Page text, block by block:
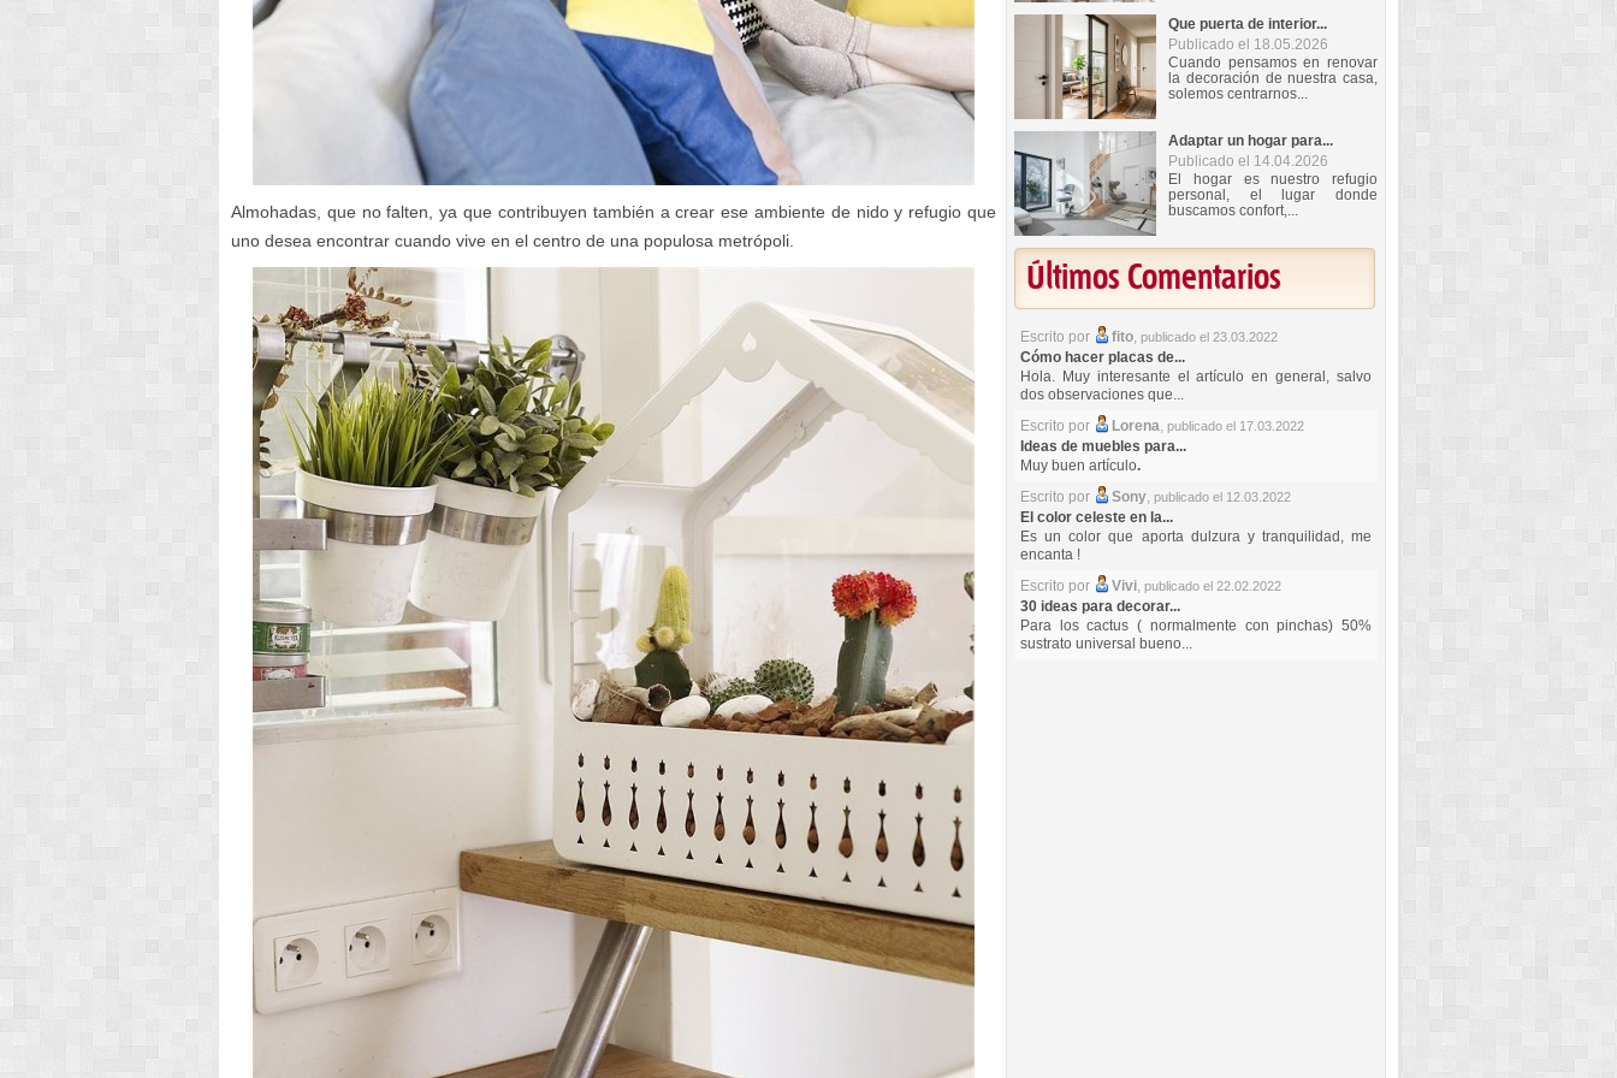
Almohadas, que no falten, ya que contribuyen también a crear ese ambiente de nido y refugio que
uno desea encontrar cuando vive en el centro de una populosa metrópoli.
Que puerta de interior...
Publicado el 18.05.2026
Cuando pensamos en renovar
la decoración de nuestra casa,
solemos centrarnos...
Adaptar un hogar para...
Publicado el 14.04.2026
El hogar es nuestro refugio
personal, el lugar donde
buscamos confort,...
Últimos Comentarios
Escrito por fito, publicado el 23.03.2022
Cómo hacer placas de...
Hola. Muy interesante el artículo en general, salvo
dos observaciones que...
Escrito por
Lorena, publicado el 17.03.2022
Ideas de muebles para...
Muy buen artículo.
Escrito por
Sony, publicado el 12.03.2022
El color celeste en la...
Es un color que aporta dulzura y tranquilidad, me
encanta !
Escrito por
Vivi, publicado el 22.02.2022
30 ideas para decorar...
Para los cactus ( normalmente con pinchas) 50%
sustrato universal bueno...